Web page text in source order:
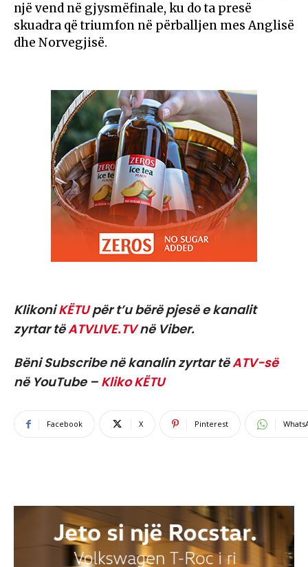
një vend në gjysmëfinale, ku do ta presë
skuadra që triumfon në përballjen mes Anglisë
dhe Norvegjisë.
KlikoniKËTUpër t’u bërë pjesë e kanalit
zyrtar tëATVLIVE.TVnë Viber.
Bëni Subscribe në kanalin zyrtar tëATV-së
në YouTube – Kliko KËTU
Facebook X Pinterest